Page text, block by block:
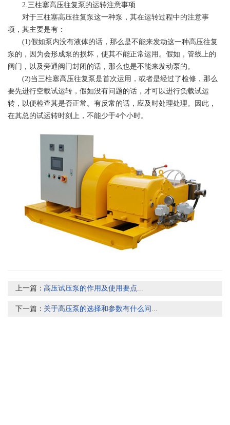
2.三柱塞高压往复泵的运转注意事项
对于三柱塞高压往复泵这一种泵，其在运转过程中的注意事
项，其主要是有：
(1)假如泵内没有液体的话，那么是不能来发动这一种高压往复
泵的，因为会形成泵的损坏，使其不能正常运用。假如，管线上的
阀门，以及旁通阀门封闭的话，那么也是不能来发动泵的。
(2)当三柱塞高压往复泵是首次运用，或者是经过了检修，那么
要先进行空载试运转，假如没有问题的话，才可以进行负载试运
转，以便检查其是否正常。有反常的话，应及时处理处理。因此，
在其总的试运转时刻上，不能少于4个小时。
上一篇：高压试压泵的作用及使用要点...
下一篇： 关于高压泵的选择和参数有什么问...